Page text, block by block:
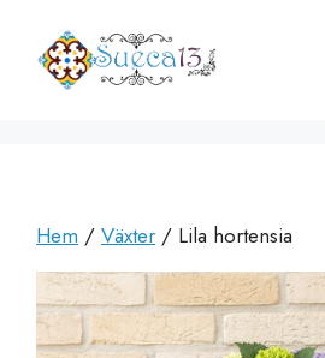
innehåll
Hem / Växter / Lila hortensia